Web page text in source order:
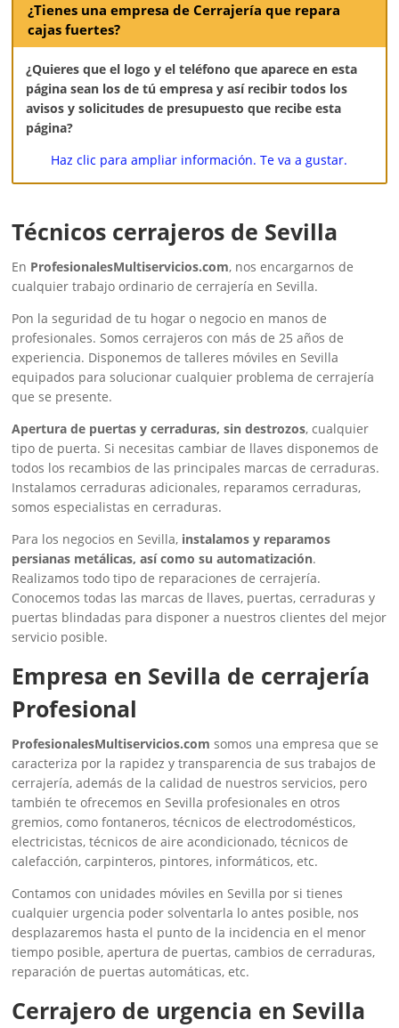
¿Tienes una empresa de Cerrajería que repara
cajas fuertes?
¿Quieres que el logo y el teléfono que aparece en esta
página sean los de tú empresa y así recibir todos los
avisos y solicitudes de presupuesto que recibe esta
página?
Haz clic para ampliar información. Te va a gustar.
Técnicos cerrajeros de Sevilla
En ProfesionalesMultiservicios.com, nos encargarnos de
cualquier trabajo ordinario de cerrajería en Sevilla.
Pon la seguridad de tu hogar o negocio en manos de
profesionales. Somos cerrajeros con más de 25 años de
experiencia. Disponemos de talleres móviles en Sevilla
equipados para solucionar cualquier problema de cerrajería
que se presente.
Apertura de puertas y cerraduras, sin destrozos, cualquier
tipo de puerta. Si necesitas cambiar de llaves disponemos de
todos los recambios de las principales marcas de cerraduras.
Instalamos cerraduras adicionales, reparamos cerraduras,
somos especialistas en cerraduras.
Para los negocios en Sevilla, instalamos y reparamos
persianas metálicas, así como su automatización.
Realizamos todo tipo de reparaciones de cerrajería.
Conocemos todas las marcas de llaves, puertas, cerraduras y
puertas blindadas para disponer a nuestros clientes del mejor
servicio posible.
Empresa en Sevilla de cerrajería
Profesional
ProfesionalesMultiservicios.com somos una empresa que se
caracteriza por la rapidez y transparencia de sus trabajos de
cerrajería, además de la calidad de nuestros servicios, pero
también te ofrecemos en Sevilla profesionales en otros
gremios, como fontaneros, técnicos de electrodomésticos,
electricistas, técnicos de aire acondicionado, técnicos de
calefacción, carpinteros, pintores, informáticos, etc.
Contamos con unidades móviles en Sevilla por si tienes
cualquier urgencia poder solventarla lo antes posible, nos
desplazaremos hasta el punto de la incidencia en el menor
tiempo posible, apertura de puertas, cambios de cerraduras,
reparación de puertas automáticas, etc.
Cerrajero de urgencia en Sevilla